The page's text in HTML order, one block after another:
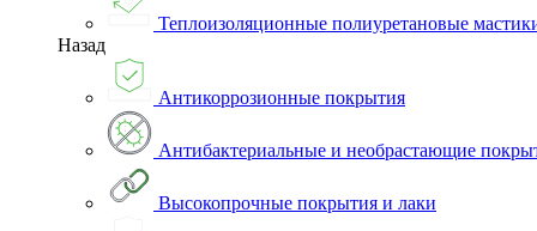
Теплоизоляционные полиуретановые
Назад
Антикоррозионные покрытия
Антибактериальные и необрастающие
Высокопрочные покрытия и лаки